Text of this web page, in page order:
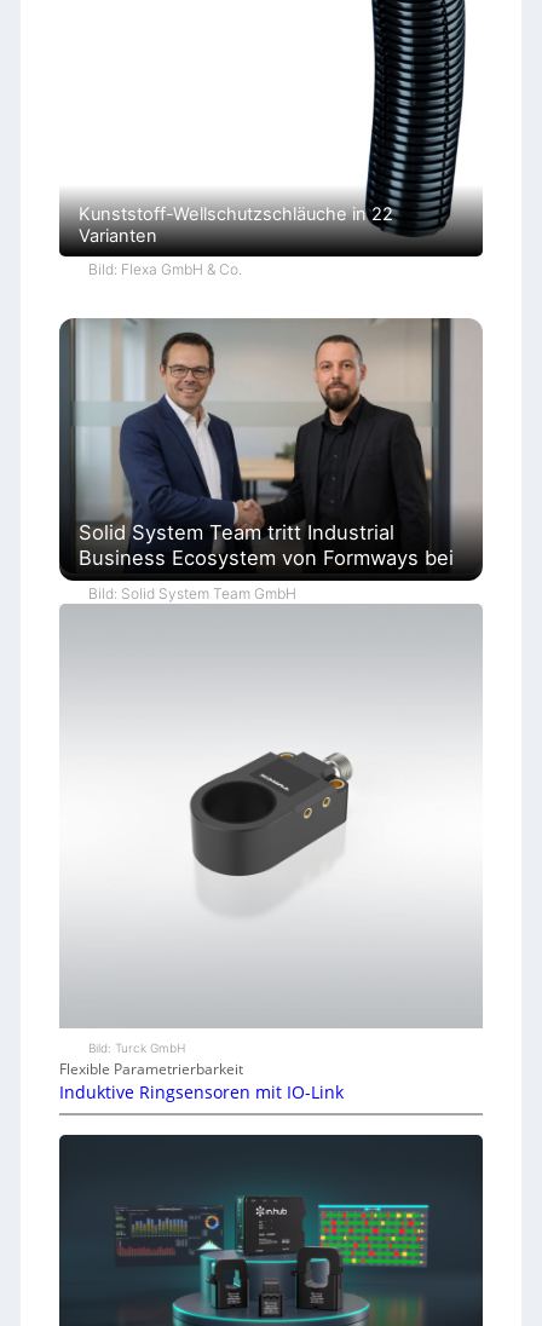
Kunststoff-Wellschutzschläuche in 22
Varianten
Bild: Flexa GmbH & Co.
Solid System Team tritt Industrial
Business Ecosystem von Formways bei
Bild: Solid System Team GmbH
Bild: Turck GmbH
Flexible Parametrierbarkeit
Induktive Ringsensoren mit IO-Link